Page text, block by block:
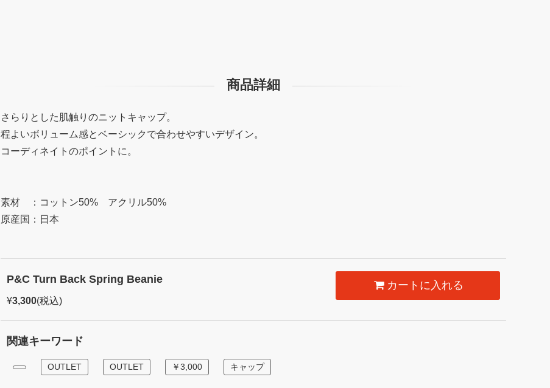
商品詳細
さらりとした肌触りのニットキャップ。
程よいボリューム感とベーシックで合わせやすいデザイン。
コーディネイトのポイントに。
素材 ：コットン50% アクリル50%
原産国：日本
P&C Turn Back Spring Beanie
¥3,300(税込)
カートに入れる
関連キーワード
OUTLET OUTLET ￥3,000 キャップ